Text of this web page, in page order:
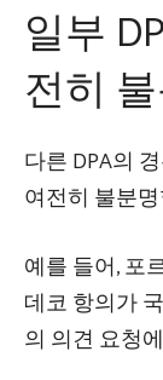
일부
전히
다른 DPA의
여전히 불분
예를 들어, 포
데코 항의가
의 의견 요청